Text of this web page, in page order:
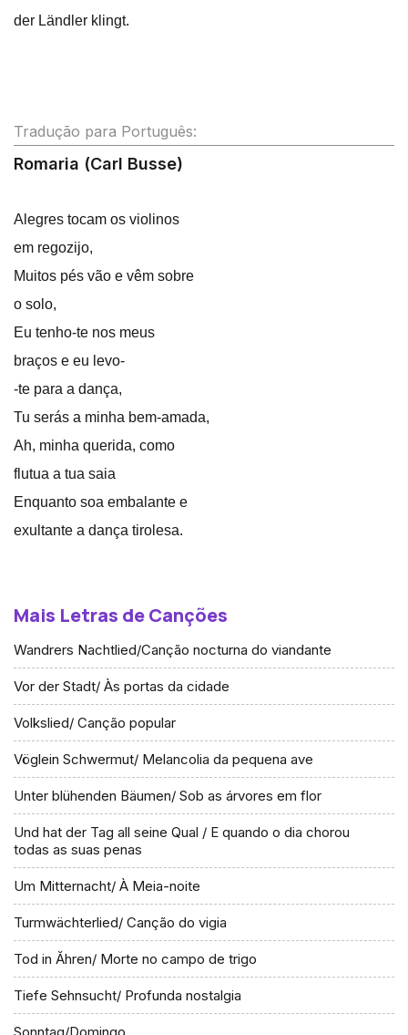
der Ländler klingt.
Tradução para Português:
Romaria (Carl Busse)
Alegres tocam os violinos
em regozijo,
Muitos pés vão e vêm sobre
o solo,
Eu tenho-te nos meus
braços e eu levo-
-te para a dança,
Tu serás a minha bem-amada,
Ah, minha querida, como
flutua a tua saia
Enquanto soa embalante e
exultante a dança tirolesa.
Mais Letras de Canções
Wandrers Nachtlied/Canção nocturna do viandante
Vor der Stadt/ Às portas da cidade
Volkslied/ Canção popular
Vöglein Schwermut/ Melancolia da pequena ave
Unter blühenden Bäumen/ Sob as árvores em flor
Und hat der Tag all seine Qual / E quando o dia chorou
todas as suas penas
Um Mitternacht/ À Meia-noite
Turmwächterlied/ Canção do vigia
Tod in Ăhren/ Morte no campo de trigo
Tiefe Sehnsucht/ Profunda nostalgia